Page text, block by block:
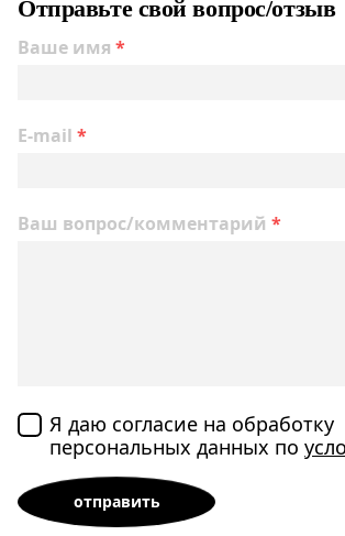
Отправьте свой вопрос/отзыв
Ваше имя *
E-mail *
Ваш вопрос/комментарий *
Я даю согласие на обработку
персональных данных по